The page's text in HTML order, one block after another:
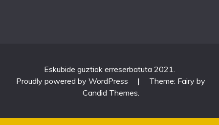
Eskubide guztiak erreserbatuta 2021.
Proudly powered by WordPress
|
Theme: Fairy by
Candid Themes